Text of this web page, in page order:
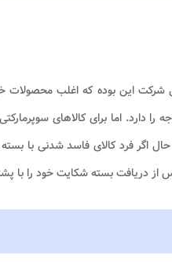
شرکت این بوده که اغلب محصولات
اما برای کالاهای
اگر فرد کالای فاسد شدنی با
دریافت بسته شکایت خود را با